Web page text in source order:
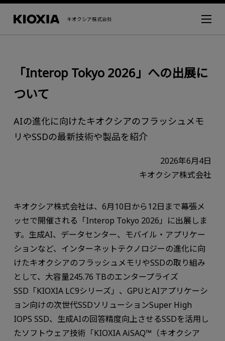
キオクシア株式会社
「Interop Tokyo 2026」への出展に
ついて
AIの進化に向けたキオクシアのフラッシュメモ
リやSSDの最新技術や製品を紹介
2026年6月4日
キオクシア株式会社
キオクシア株式会社は、6月10日から12日まで幕張メ
ッセで開催される「Interop Tokyo 2026」に出展しま
す。生成AI、データセンター、モバイル・アプリケー
ションなど、インターネットテクノロジーの進化に向
けたキオクシアのフラッシュメモリやSSDの取り組み
として、大容量245.76 TBのエンタープライズ
SSD「KIOXIA LC9シリーズ」、GPUとAIアプリケーシ
ョン向けの次世代SSDソリューションSuper High
IOPS SSD、生成AIの回答精度向上させるSSDを活用し
たソフトウェア技術「KIOXIA AiSAQ™（キオクシア